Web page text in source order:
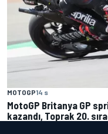
MOTOGP14 s
MotoGP Britanya GP
kazandı, Toprak 20.